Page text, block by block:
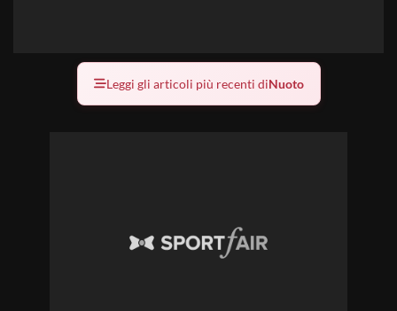
Leggi gli articoli più recenti diNuoto